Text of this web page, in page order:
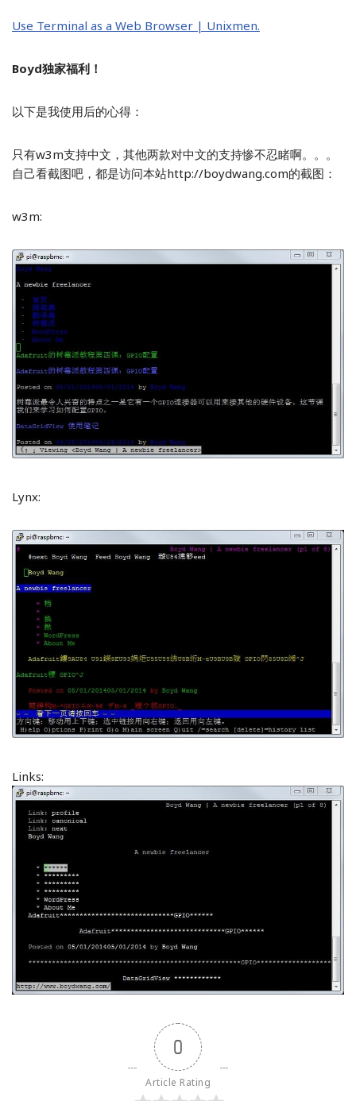
Use Terminal as a Web Browser | Unixmen.
Boyd独家福利！
以下是我使用后的心得：
只有w3m支持中文，其他两款对中文的支持惨不忍睹啊。。。
自己看截图吧，都是访问本站http://boydwang.com的截图：
w3m:
Lynx:
Links:
0
Article Rating